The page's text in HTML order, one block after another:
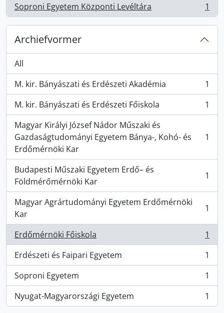
Soproni Egyetem Központi Levéltára
, 1 results 1
Archiefvormer
All
M. kir. Bányászati és Erdészeti Akadémia
, 1 results
1
M. kir. Bányászati és Erdészeti Főiskola
, 1 results
1
Magyar Királyi József Nádor Műszaki és
Gazdaságtudományi Egyetem Bánya-, Kohó- és
Erdőmérnöki Kar
, 1 results 1
Budapesti Műszaki Egyetem Erdő– és
Földmérőmérnöki Kar
, 1 results 1
Magyar Agrártudományi Egyetem Erdőmérnöki
Kar
, 1 results 1
Erdőmérnöki Főiskola
, 1 results
1
Erdészeti és Faipari Egyetem
, 1 results
1
Soproni Egyetem
, 1 results
1
Nyugat-Magyarországi Egyetem
, 1 results 1